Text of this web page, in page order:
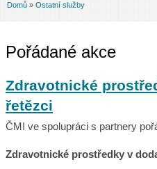
Jste zde
Domů » Ostatní služby
Pořádané akce
Zdravotnické
řetězci
ČMI ve spolupráci s partnery
Zdravotnické prostředky v